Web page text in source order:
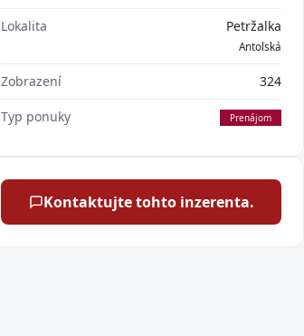
Lokalita Petržalka
Antolská
Zobrazení 324
Typ ponuky Prenájom
Kontaktujte tohto inzerenta.